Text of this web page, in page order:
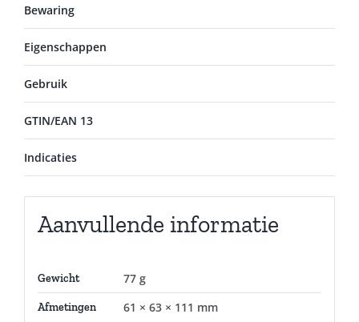
Bewaring
Eigenschappen
Gebruik
GTIN/EAN 13
Indicaties
Aanvullende informatie
Gewicht 77 g
Afmetingen 61 × 63 × 111 mm